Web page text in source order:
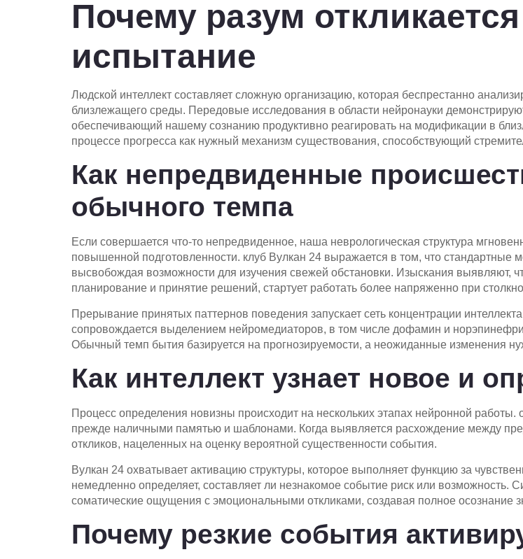
Почему разум
испытание
Людской интеллект составляет сложную организацию, которая беспрестанно
близлежащего среды. Передовые исследования в области нейронауки
обеспечивающий нашему сознанию продуктивно реагировать на модификации в
процессе прогресса как нужный механизм существования, способствующий
Как непредвиденные
обычного темпа
Если совершается что-то непредвиденное, наша неврологическая структура
повышенной подготовленности. клуб Вулкан 24 выражается в том, что стандартные
высвобождая возможности для изучения свежей обстановки. Изыскания выявляют,
планирование и принятие решений, стартует работать более напряженно при
Прерывание принятых паттернов поведения запускает сеть концентрации
сопровождается выделением нейромедиаторов, в том числе дофамин и
Обычный темп бытия базируется на прогнозируемости, а неожиданные изменения
Как интеллект узнает новое и
Процесс определения новизны происходит на нескольких этапах нейронной
прежде наличными памятью и шаблонами. Когда выявляется расхождение между
откликов, нацеленных на оценку вероятной существенности события.
Вулкан 24 охватывает активацию структуры, которое выполняет функцию за
немедленно определяет, составляет ли незнакомое событие риск или возможность.
соматические ощущения с эмоциональными откликами, создавая полное осознание
Почему резкие события